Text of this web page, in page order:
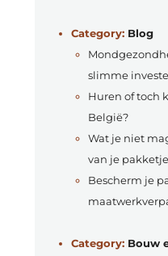
Category: Blog
slimme
Huren of toch
België?
Wat je niet
van je
Bescherm je
Category: Bouw